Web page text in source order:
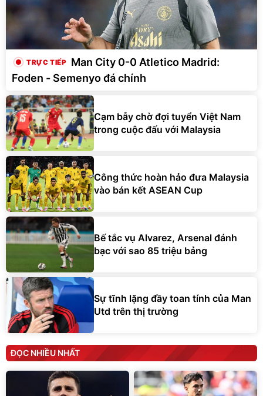
Man City 0-0 Atletico Madrid:
Foden - Semenyo đá chính
Cạm bẫy chờ đợi tuyển Việt Nam
trong cuộc đấu với Malaysia
Công thức hoàn hảo đưa Malaysia
vào bán kết ASEAN Cup
Bế tắc vụ Alvarez, Arsenal đánh
bạc với sao 85 triệu bảng
Sự tĩnh lặng đầy toan tính của Man
Utd trên thị trường
ĐỌC NHIỀU NHẤT